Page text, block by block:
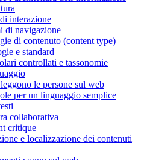
interazione
di navigazione
di contenuto (content type)
e standard
controllati e tassonomie
le persone sul web
per un linguaggio semplice
collaborativa
critique
e localizzazione dei contenuti